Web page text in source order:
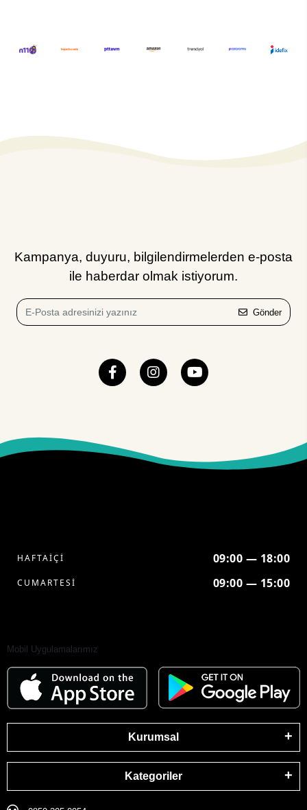
Kampanya, duyuru, bilgilendirmelerden e-posta
ile haberdar olmak istiyorum.
Gönder
HAFTAİÇİ 09:00 — 18:00
CUMARTESİ 09:00 — 15:00
Mobil Uygulamalarımız
Kurumsal
Kategoriler